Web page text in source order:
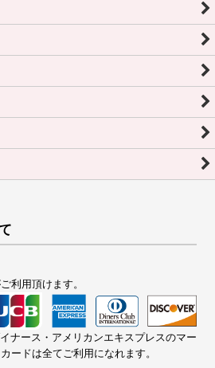
利用頂けます。
ナース・アメリカンエキスプレスのマー
ードは全てご利用になれます。